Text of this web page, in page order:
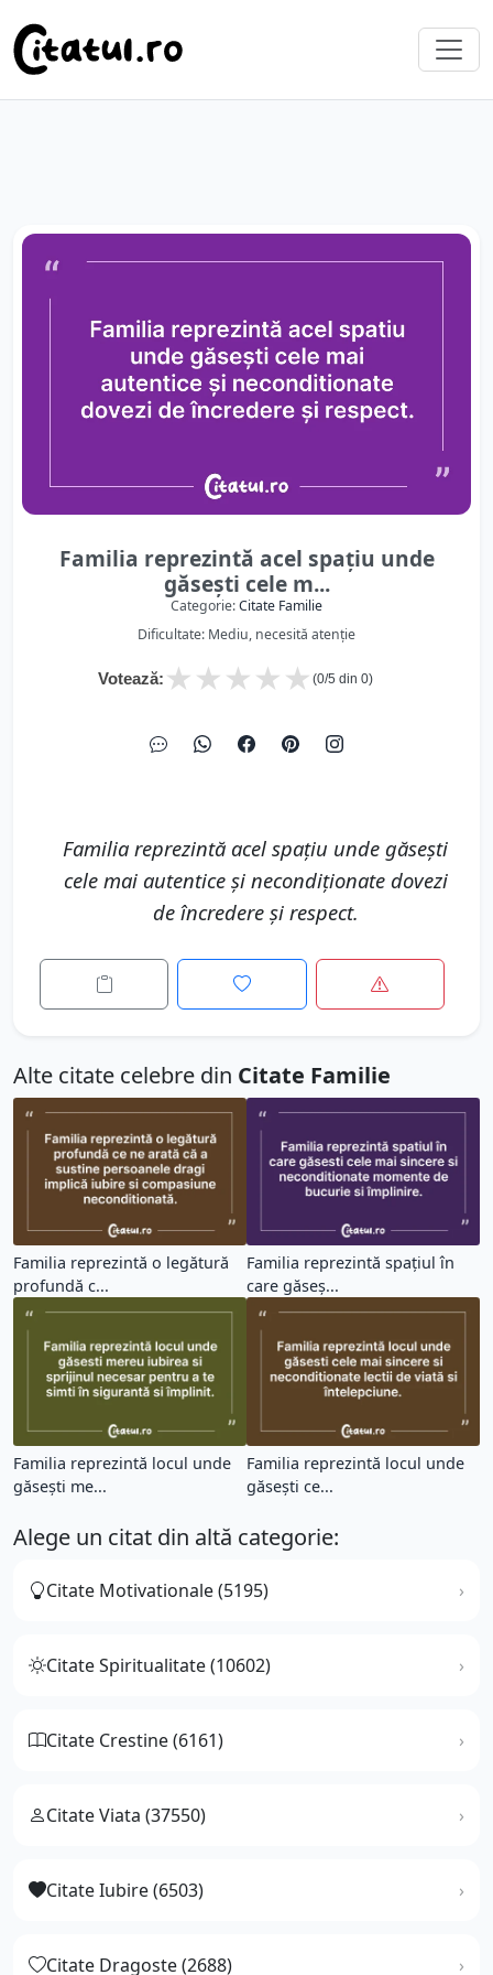
Familia reprezintă acel spațiu unde
găsești cele m...
Categorie:Citate Familie
Dificultate: Mediu, necesită atenție
Votează: ★
★
★
★
★ (0/5 din 0)
Familia reprezintă acel spațiu unde găsești
cele mai autentice și necondiționate dovezi
de încredere și respect.
Alte citate celebre din Citate Familie
Familia reprezintă o legătură
profundă c...
Familia reprezintă spațiul în
care găseș...
Familia reprezintă locul unde
găsești me...
Familia reprezintă locul unde
găsești ce...
Alege un citat din altă categorie:
Citate Motivationale (5195)
Citate Spiritualitate (10602)
Citate Crestine (6161)
Citate Viata (37550)
Citate Iubire (6503)
Citate Dragoste (2688)